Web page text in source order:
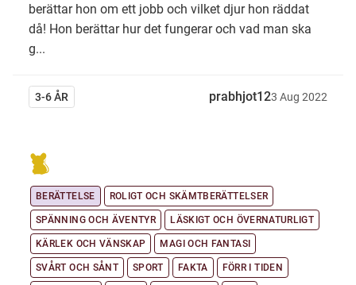
berättar hon om ett jobb och vilket djur hon räddat
då! Hon berättar hur det fungerar och vad man ska
g...
3-6 ÅR prabhjot123 Aug 2022
BERÄTTELSE ROLIGT OCH SKÄMTBERÄTTELSER
SPÄNNING OCH ÄVENTYR LÄSKIGT OCH ÖVERNATURLIGT
KÄRLEK OCH VÄNSKAP MAGI OCH FANTASI
SVÅRT OCH SÅNT SPORT FAKTA FÖRR I TIDEN